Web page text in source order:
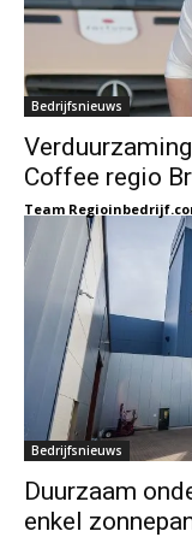
Bedrijfsnieuws
Coffee regio
Team
Bedrijfsnieuws
Duurzaam
enkel